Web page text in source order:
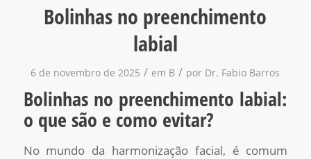
Bolinhas no preenchimento
labial
6 de novembro de 2025 / em B / por Dr. Fabio Barros
Bolinhas no preenchimento labial:
o que são e como evitar?
No mundo da harmonização facial, é comum